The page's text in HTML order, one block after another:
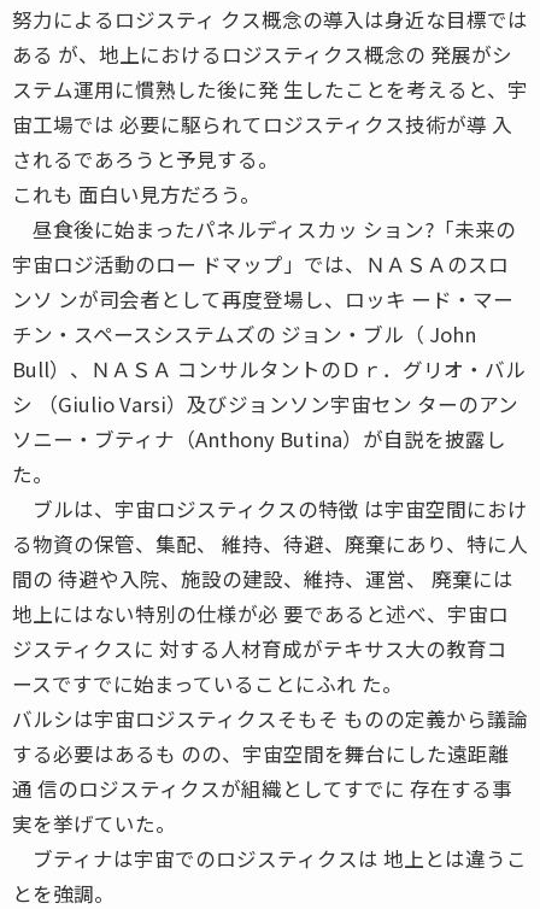
努力によるロジスティ クス概念の導入は身近な目標では
ある が、地上におけるロジスティクス概念の 発展がシ
ステム運用に慣熟した後に発 生したことを考えると、宇
宙工場では 必要に駆られてロジスティクス技術が導 入
されるであろうと予見する。
これも 面白い見方だろう。
昼食後に始まったパネルディスカッ ション?「未来の
宇宙ロジ活動のロー ドマップ」では、ＮＡＳＡのスロ
ンソ ンが司会者として再度登場し、ロッキ ード・マー
チン・スペースシステムズの ジョン・ブル（ John
Bull）、ＮＡＳＡ コンサルタントのＤｒ．グリオ・バル
シ （Giulio Varsi）及びジョンソン宇宙セン ターのアン
ソニー・ブティナ（Anthony Butina）が自説を披露し
た。
ブルは、宇宙ロジスティクスの特徴 は宇宙空間におけ
る物資の保管、集配、 維持、待避、廃棄にあり、特に人
間の 待避や入院、施設の建設、維持、運営、 廃棄には
地上にはない特別の仕様が必 要であると述べ、宇宙ロ
ジスティクスに 対する人材育成がテキサス大の教育コ
ースですでに始まっていることにふれ た。
バルシは宇宙ロジスティクスそもそ ものの定義から議論
する必要はあるも のの、宇宙空間を舞台にした遠距離
通 信のロジスティクスが組織としてすでに 存在する事
実を挙げていた。
ブティナは宇宙でのロジスティクスは 地上とは違うこ
とを強調。